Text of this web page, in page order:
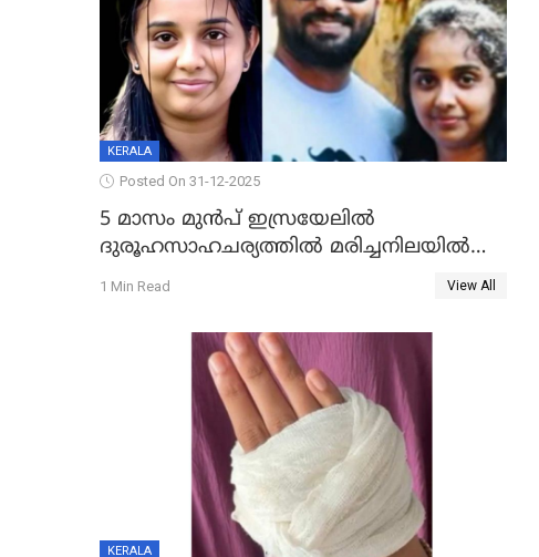
KERALA
Posted On 31-12-2025
5 മാസം മുൻപ് ഇസ്രയേലിൽ
ദുരൂഹസാഹചര്യത്തിൽ മരിച്ചനിലയിൽ
കണ്ടെത്തിയ മലയാളി യുവാവിന്റെ
1 Min Read View All
KERALA